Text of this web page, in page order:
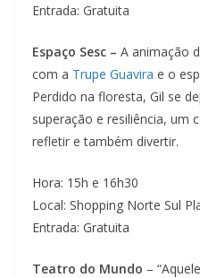
Entrada: Gratuita
Espaço Sesc – A animação
com a Trupe Guavira e o
Perdido na floresta, Gil se
superação e resiliência, um
refletir e também divertir.
Hora: 15h e 16h30
Local: Shopping Norte Sul
Entrada: Gratuita
Teatro do Mundo –